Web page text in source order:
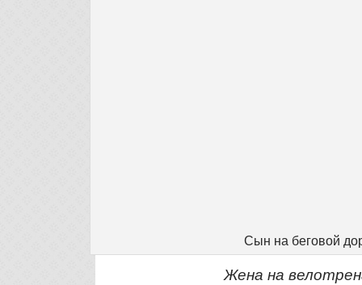
Сын на беговой
Жена на